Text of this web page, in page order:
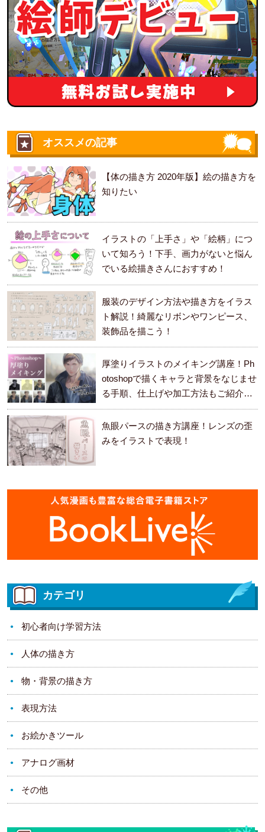
オススメの記事
【体の描き方 2020年版】絵の描き方を
知りたい
イラストの「上手さ」や「絵柄」につ
いて知ろう！下手、画力がないと悩ん
でいる絵描きさんにおすすめ！
服装のデザイン方法や描き方をイラス
ト解説！綺麗なリボンやワンピース、
装飾品を描こう！
厚塗りイラストのメイキング講座！Ph
otoshopで描くキャラと背景をなじませ
る手順、仕上げや加工方法もご紹介し
ます。
魚眼パースの描き方講座！レンズの歪
みをイラストで表現！
カテゴリ
初心者向け学習方法
人体の描き方
物・背景の描き方
表現方法
お絵かきツール
アナログ画材
その他